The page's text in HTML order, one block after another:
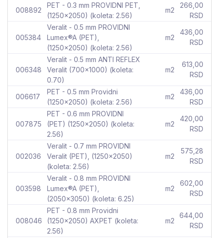
008892
PET - 0.3 mm PROVIDNI PET,
(1250x2050) (koleta: 2.56)
m2
266,00
RSD
005384
Veralit - 0.5 mm PROVIDNI
Lumex®A (PET),
(1250x2050) (koleta: 2.56)
m2
436,00
RSD
006348
Veralit - 0.5 mm ANTI REFLEX
Veralit (700x1000) (koleta:
0.70)
m2
613,00
RSD
006617
PET - 0.5 mm Providni
(1250x2050) (koleta: 2.56)
m2
436,00
RSD
007875
PET - 0.6 mm PROVIDNI
(PET) (1250x2050) (koleta:
2.56)
m2
420,00
RSD
002036
Veralit - 0.7 mm PROVIDNI
Veralit (PET), (1250x2050)
(koleta: 2.56)
m2
575,28
RSD
003598
Veralit - 0.8 mm PROVIDNI
Lumex®A (PET),
(2050x3050) (koleta: 6.25)
m2
602,00
RSD
008046
PET - 0.8 mm Providni
(1250x2050) AXPET (koleta:
2.56)
m2
644,00
RSD